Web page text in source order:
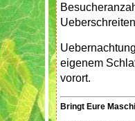
eigenem
vorort.
Bringt Eure